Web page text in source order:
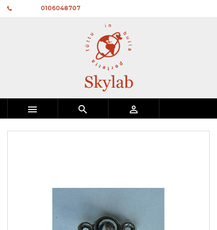
0106048707
  